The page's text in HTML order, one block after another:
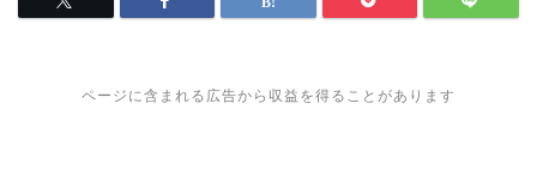
ページに含まれる広告から収益を得ることがあります